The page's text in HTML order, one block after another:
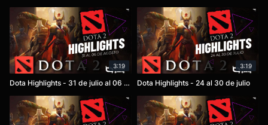
3:19
Dota Highlights - 31 de julio al 06 de agosto
3:19
Dota Highlights - 24 al 30 de julio